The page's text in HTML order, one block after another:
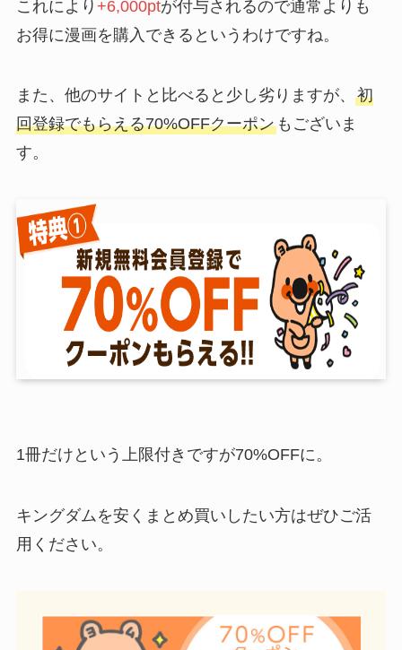
これにより +6,000ptが付与されるので通常よりも
お得に漫画を購入できるというわけですね。
また、他のサイトと比べると少し劣りますが、 初
回登録でもらえる70%OFFクーポンもございま
す。
1冊だけという上限付きですが70%OFFに。
キングダムを安くまとめ買いしたい方はぜひご活
用ください。